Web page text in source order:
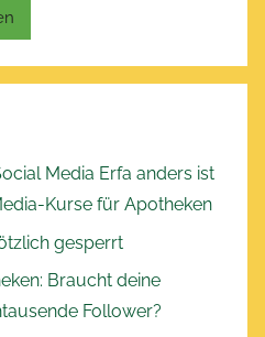
Media Erfa anders ist
Kurse für Apotheken
gesperrt
Braucht deine
Follower?